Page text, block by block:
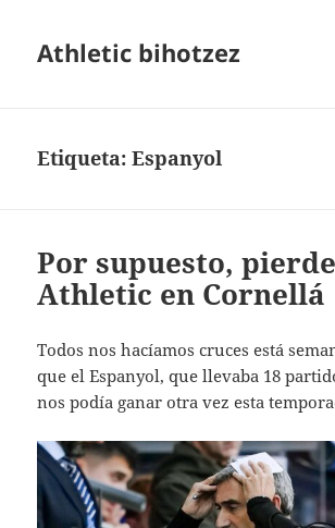
Athletic bihotzez
Etiqueta:Espanyol
Por supuesto,
Athletic en Cornellá
Todos nos hacíamos cruces está
que el Espanyol, que llevaba 18
nos podía ganar otra vez esta